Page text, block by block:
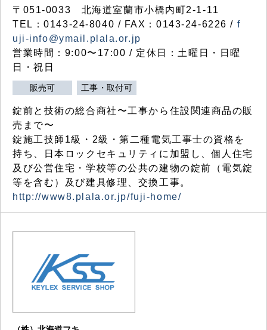
〒051-0033 北海道室蘭市小橋内町2-1-11
TEL：0143-24-8040 / FAX：0143-24-6226 / f
uji-info@ymail.plala.or.jp
営業時間：9:00〜17:00 / 定休日：土曜日・日曜
日・祝日
販売可 工事・取付可
錠前と技術の総合商社〜工事から住設関連商品の販
売まで〜
錠施工技師1級・2級・第二種電気工事士の資格を
持ち、日本ロックセキュリティに加盟し、個人住宅
及び公営住宅・学校等の公共の建物の錠前（電気錠
等を含む）及び建具修理、交換工事。
http://www8.plala.or.jp/fuji-home/